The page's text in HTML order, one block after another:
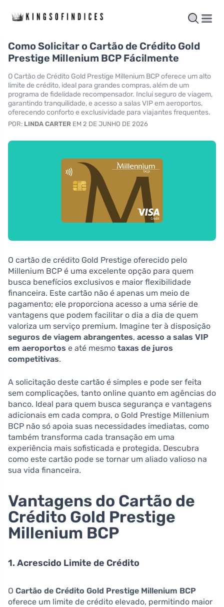
Como Solicitar o Cartão de Crédito Gold
Prestige Millenium BCP Fácilmente
O Cartão de Crédito Gold Prestige Millenium BCP oferece um alto
limite de crédito, ideal para grandes compras, além de um
programa de fidelidade recompensador. Inclui seguro de viagem,
garantindo tranquilidade, e acesso a salas VIP em aeroportos,
oferecendo conforto e exclusividade para viajantes frequentes.
POR: LINDA CARTER EM 2 DE JUNHO DE 2026
O cartão de crédito Gold Prestige oferecido pelo
Millenium BCP é uma excelente opção para quem
busca benefícios exclusivos e maior flexibilidade
financeira. Este cartão não é apenas um meio de
pagamento; ele proporciona acesso a uma série de
vantagens que podem facilitar o dia a dia de quem
valoriza um serviço premium. Imagine ter à disposição
seguros de viagem abrangentes, acesso a salas VIP
em aeroportos e até mesmo taxas de juros
competitivas.
A solicitação deste cartão é simples e pode ser feita
sem complicações, tanto online quanto em agências do
banco. Ideal para quem busca segurança e vantagens
adicionais em cada compra, o Gold Prestige Millenium
BCP não só apoia suas necessidades imediatas, como
também transforma cada transação em uma
experiência mais sofisticada e protegida. Descubra
como este cartão pode se tornar um aliado valioso na
sua vida financeira.
Vantagens do Cartão de
Crédito Gold Prestige
Millenium BCP
1. Acrescido Limite de Crédito
O Cartão de Crédito Gold Prestige Millenium BCP
oferece um limite de crédito elevado, permitindo maior